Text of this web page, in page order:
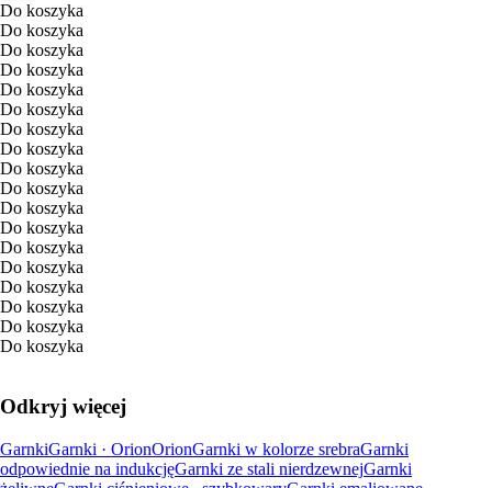
Do koszyka
Do koszyka
Do koszyka
Do koszyka
Do koszyka
Do koszyka
Do koszyka
Do koszyka
Do koszyka
Do koszyka
Do koszyka
Do koszyka
Do koszyka
Do koszyka
Do koszyka
Do koszyka
Do koszyka
Do koszyka
Odkryj więcej
GarnkiGarnki · OrionOrionGarnki w kolorze srebraGarnki
odpowiednie na indukcjęGarnki ze stali nierdzewnejGarnki